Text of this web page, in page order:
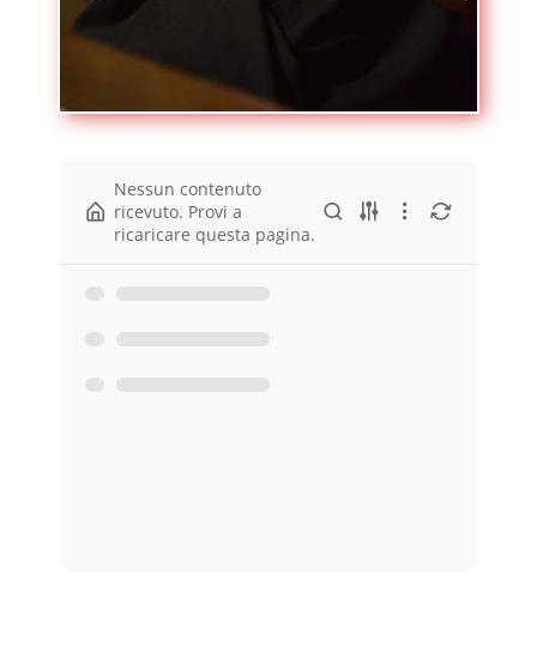
Nessun contenuto
ricevuto. Provi a
ricaricare questa pagina.